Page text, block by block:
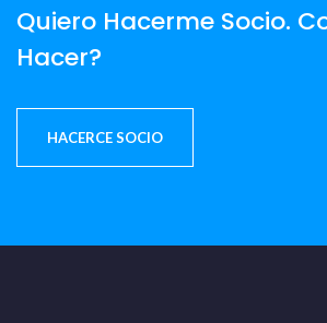
Quiero Hacerme Socio.
Hacer?
HACERCE SOCIO